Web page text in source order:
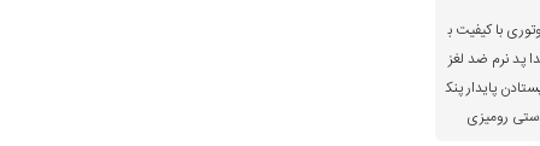
با کیفیت ب
پد نرم ضد لغز
پایدار پنک
رومیزی